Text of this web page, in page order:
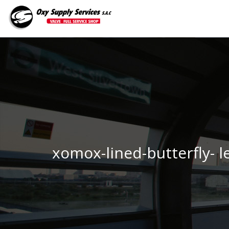
xomox-lined-butterfly-